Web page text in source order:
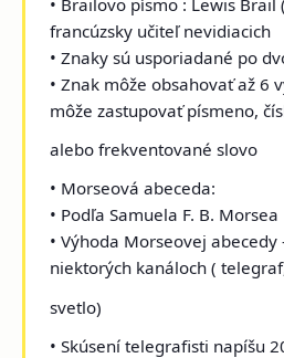
francúzsky učiteľ nevidiacich
• Znaky sú usporiadané po
• Znak môže obsahovať až 6
môže zastupovať písmeno,
alebo frekventované slovo
• Morseová abeceda:
• Podľa Samuela F. B. Morsea
• Výhoda Morseovej
niektorých kanáloch (
svetlo)
• Skúsení telegrafisti napíšu